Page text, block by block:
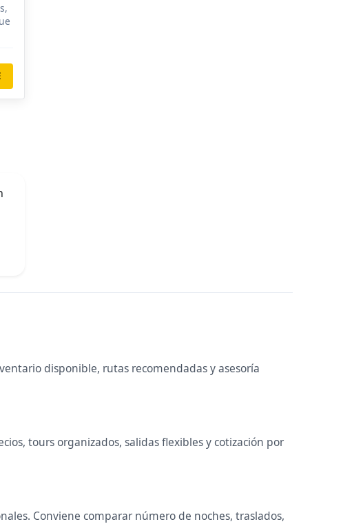
disponible, rutas recomendadas y asesoría
tours organizados, salidas flexibles y cotización por
Conviene comparar número de noches, traslados,